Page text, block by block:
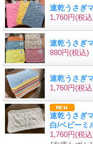
速乾うさぎ
1,760円(税
速乾うさぎ
880円(税込)
速乾うさぎ
1,760円(税
速乾うさぎ
白/ベビーミ
1,760円(税